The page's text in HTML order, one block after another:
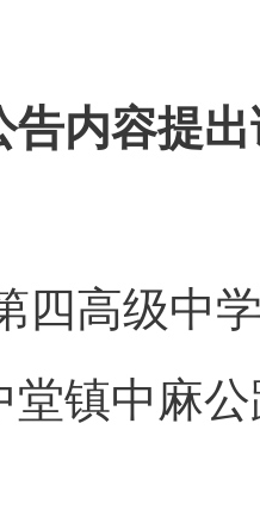
告内容提
市第四
镇中麻